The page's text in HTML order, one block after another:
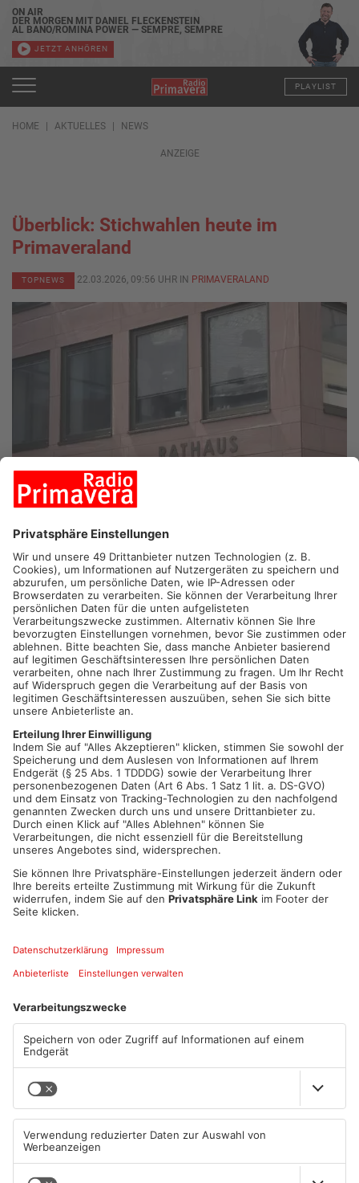
ON AIR
DER MORGEN MIT DANIEL FLECKENSTEIN
AL BANO/ROMINA POWER — SEMPRE, SEMPRE
JETZT ANHÖREN
PLAYLIST
HOME AKTUELLES NEWS
ANZEIGE
Überblick: Stichwahlen heute im
Primaveraland
TOPNEWS 22.03.2026, 09:56 UHR IN PRIMAVERALAND
PRIMAVERLAND.Nach der Kommunalwahl ist vor der
Kommunalwahl. Eine Woche nach den Hessen sind bei uns
heute wieder die Bayern dran. Am bayerischen Untermain gibt
es gleich mehrere Stichwahlen. Allen voran in Aschaffenburg,
wo es um den Oberbürgermeister-Posten geht. SPD-
Amtsinhaber Jürgen Herzing kämpft um seinen Job. Sein CSU-
Herausforderer Markus Schlemmer lag im ersten Wahlgang
knapp vorne. Aber es ist alles offen in Aschaffenburg, und am
Dalberg im Rathaus bereitet man sich auf einen spannenden
Wahlabend vor. Außerdem gibt es heute weitere
Bürgermeister-Stichwahlen. Allein im Kreis Miltenberg sind es
sechs: In Elsenfeld, Großheubach, Faulbach, Kleinwallstadt,
Klingenberg und in Wörth. Im Kreis Aschaffenburg müssen die
Johannesberger, Haibacher und Geiselbacher nochmal ran
Artikel teilen
ANZEIGE
Primaveraland
TOPNEWS TOPNEWS